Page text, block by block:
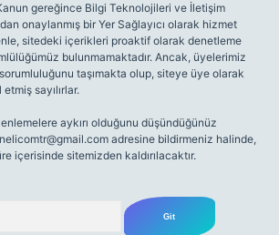
gereğince Bilgi Teknolojileri ve İletişim
onaylanmış bir Yer Sağlayıcı olarak hizmet
sitedeki içerikleri proaktif olarak denetleme
bulunmamaktadır. Ancak, üyelerimiz
taşımakta olup, siteye üye olarak
sayılırlar.
aykırı olduğunu düşündüğünüz
adresine bildirmeniz halinde,
içerisinde sitemizden kaldırılacaktır.